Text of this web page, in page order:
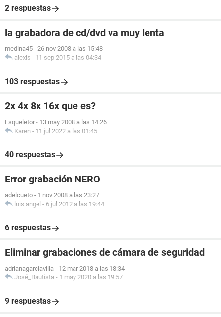
2 respuestas
la grabadora de cd/dvd va muy lenta
medina45 - 26 nov 2008 a las 15:48
alexis - 11 sep 2015 a las 04:34
103 respuestas
2x 4x 8x 16x que es?
Esqueletor - 13 may 2008 a las 14:26
Karen - 11 jul 2022 a las 01:45
40 respuestas
Error grabación NERO
adelcueto - 1 nov 2008 a las 23:27
luis angel - 6 jul 2012 a las 19:44
6 respuestas
Eliminar grabaciones de cámara de seguridad
adrianagarciavilla - 12 mar 2018 a las 18:34
José_Bautista - 1 may 2020 a las 19:57
9 respuestas